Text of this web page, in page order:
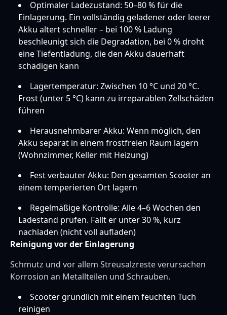
Optimaler Ladezustand: 50–80 % für die
Einlagerung. Ein vollständig geladener oder leerer
Akku altert schneller – bei 100 % Ladung
beschleunigt sich die Degradation, bei 0 % droht
eine Tiefentladung, die den Akku dauerhaft
schädigen kann
Lagertemperatur: Zwischen 10 °C und 20 °C.
Frost (unter 5 °C) kann zu irreparablen Zellschäden
führen
Herausnehmbarer Akku: Wenn möglich, den
Akku separat in einem frostfreien Raum lagern
(Wohnzimmer, Keller mit Heizung)
Fest verbauter Akku: Den gesamten Scooter an
einem temperierten Ort lagern
Regelmäßige Kontrolle: Alle 4–6 Wochen den
Ladestand prüfen. Fällt er unter 30 %, kurz
nachladen (nicht voll aufladen)
Reinigung vor der Einlagerung
Schmutz und vor allem Streusalzreste verursachen
Korrosion an Metallteilen und Schrauben.
Scooter gründlich mit einem feuchten Tuch
reinigen